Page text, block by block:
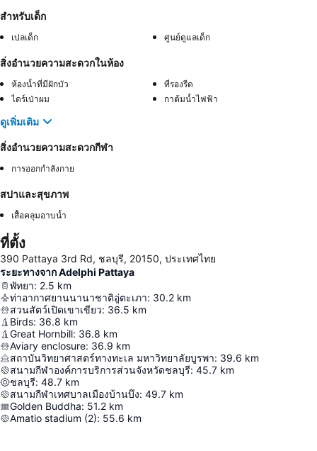
สำหรับเด็ก
เปลเด็ก ศูนย์ดูแลเด็ก
สิ่งอำนวยความสะดวกในห้อง
ห้องน้ำที่มีฝักบัว
ที่รองรีด
ไดร์เป่าผม
กาต้มน้ำไฟฟ้า
ดูเพิ่มเติม
สิ่งอำนวยความสะดวกกีฬา
การออกกำลังกาย
สปาและสุขภาพ
เสื้อคลุมอาบน้ำ
ที่ตั้ง
390 Pattaya 3rd Rd, ชลบุรี, 20150, ประเทศไทย
ระยะทางจาก Adelphi Pattaya
พัทยา: 2.5 km
ท่าอากาศยานนานาชาติอู่ตะเภา: 30.2 km
สวนสัตว์เปิดเขาเขียว: 36.5 km
Birds: 36.8 km
Great Hornbill: 36.8 km
Aviary enclosure: 36.9 km
สถาบันวิทยาศาสตร์ทางทะเล มหาวิทยาลัยบูรพา: 39.6 km
สนามกีฬาองค์การบริการส่วนจังหวัดชลบุรี: 45.7 km
ชลบุรี: 48.7 km
สนามกีฬาเทศบาลเมืองบ้านบึง: 49.7 km
Golden Buddha: 51.2 km
Amatio stadium (2): 55.6 km